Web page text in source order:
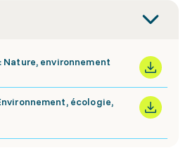
environnement
écologie,